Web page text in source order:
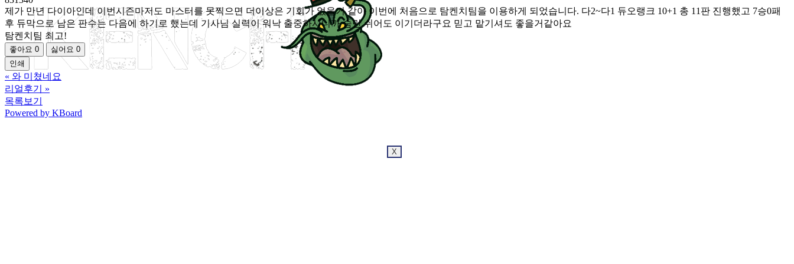
X
제가 만년 다이아인데 이번시즌마저도 마스터를 못찍으면 더이상은 기회가 없을거 같아 이번에 처음으로 탐켄치팀을 이용하게 되었습니다. 다2~다1 듀오랭크 10+1 총 11판 진행했고 7승0패
후 듀막으로 남은 판수는 다음에 하기로 했는데 기사님 실력이 워낙 출중하시니까 숨만 쉬어도 이기더라구요 믿고 맡기셔도 좋을거같아요
탐켄치팀 최고!
좋아요 0 싫어요 0
인쇄
« 와 미쳤네요
리얼후기
»
목록보기
Powered by KBoard